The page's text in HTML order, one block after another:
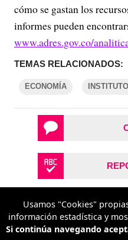
cómo se gastan los
informes pueden
www.adres.gov.co/
TEMAS RELACIONADOS:
ECONOMÍA
Usamos "Cookies"
información estadística y
Si continúa navegando